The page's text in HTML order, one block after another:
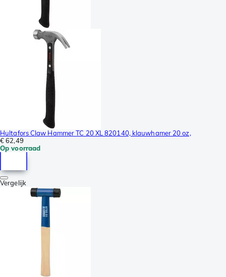
Hultafors Claw Hammer TC 20 XL 820140, klauwhamer 20 oz,
€ 62,49
Op voorraad
Vergelijk